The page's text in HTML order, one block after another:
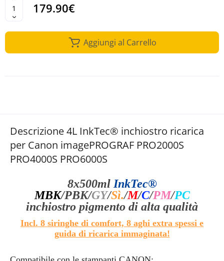
179.90€
Aggiungi al Carrello
Descrizione 4L InkTec® inchiostro ricarica
per Canon imagePROGRAF PRO2000S
PRO4000S PRO6000S
8x500ml InkTec®
MBK/PBK/GY/Sì./M/C/PM/PC
inchiostro pigmento di alta qualità
Incl. 8 siringhe di comfort, 8 aghi extra spessi e
guida di ricarica immaginata!